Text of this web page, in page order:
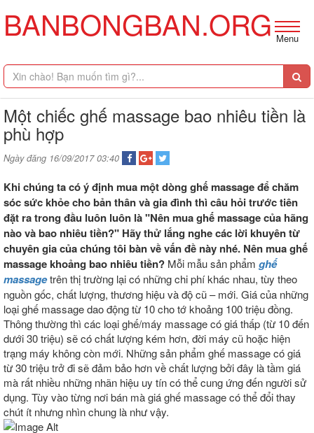
BANBONGBAN.ORG Menu
Một chiếc ghế massage bao nhiêu tiền là
phù hợp
Ngày đăng 16/09/2017 03:40
Khi chúng ta có ý định mua một dòng ghế massage để chăm
sóc sức khỏe cho bản thân và gia đình thì câu hỏi trước tiên
đặt ra trong đầu luôn luôn là "Nên mua ghế massage của hãng
nào và bao nhiêu tiền?" Hãy thử lắng nghe các lời khuyên từ
chuyên gia của chúng tôi bàn về vấn đề này nhé. Nên mua ghế
massage khoảng bao nhiêu tiền? Mỗi mẫu sản phẩm ghế
massagetrên thị trường lại có những chi phí khác nhau, tùy theo
nguồn gốc, chất lượng, thương hiệu và độ cũ – mới. Giá của những
loại ghế massage dao động từ 10 cho tớ khoảng 100 triệu đồng.
Thông thường thì các loại ghế/máy massage có giá thấp (từ 10 đến
dưới 30 triệu) sẽ có chất lượng kém hơn, đời máy cũ hoặc hiện
trạng máy không còn mới. Những sản phẩm ghế massage có giá
từ 30 triệu trở đi sẽ đảm bảo hơn về chất lượng bởi đây là tầm giá
mà rất nhiều những nhãn hiệu uy tín có thể cung ứng đến người sử
dụng. Tùy vào từng nơi bán mà giá ghế massage có thể đổi thay
chút ít nhưng nhìn chung là như vậy.